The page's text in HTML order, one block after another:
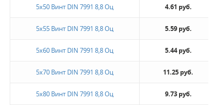
5х50 Винт DIN 7991 8,8 Оц 4.61 руб.
5х55 Винт DIN 7991 8,8 Оц 5.59 руб.
5х60 Винт DIN 7991 8,8 Оц 5.44 руб.
5х70 Винт DIN 7991 8,8 Оц 11.25 руб.
5х80 Винт DIN 7991 8,8 Оц 9.73 руб.